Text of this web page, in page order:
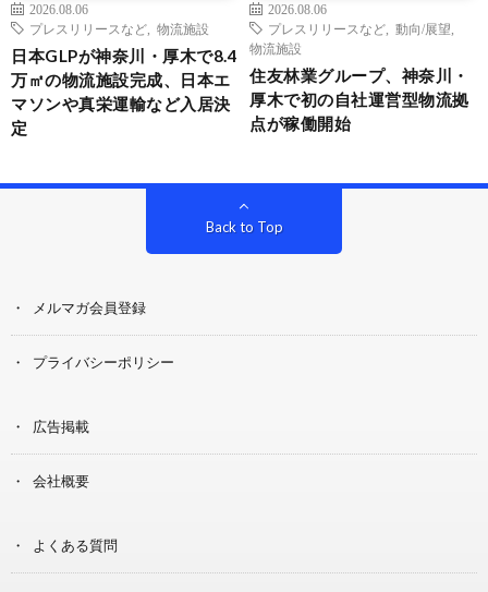
2026.08.06
プレスリリースなど
物流施設
日本GLPが神奈川・厚木で8.4
万㎡の物流施設完成、日本エ
マソンや真栄運輸など入居決
定
2026.08.06
プレスリリースなど
動向/展望
物流施設
住友林業グループ、神奈川・
厚木で初の自社運営型物流拠
点が稼働開始
Back to Top
メルマガ会員登録
プライバシーポリシー
広告掲載
会社概要
よくある質問